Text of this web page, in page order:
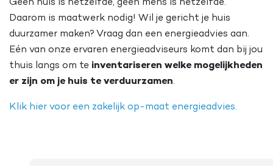
Geen huis is hetzelfde, geen mens is hetzelfde.
Daarom is maatwerk nodig! Wil je gericht je huis
duurzamer maken? Vraag dan een energieadvies aan.
Eén van onze ervaren energieadviseurs komt dan bij jou
thuis langs om te inventariseren welke mogelijkheden
er zijn om je huis te verduurzamen.
Klik hier voor een zakelijk op-maat energieadvies.